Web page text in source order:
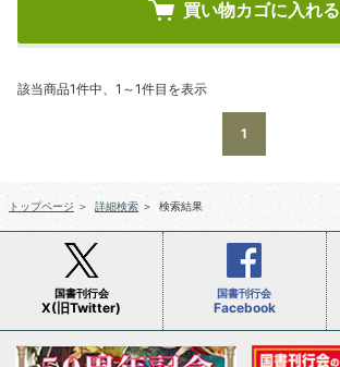
買い物カゴに入れる
該当商品1件中、1～1件目を表示
1
トップページ ＞ 詳細検索 ＞ 検索結果
国書刊行会
X(旧Twitter)
国書刊行会
Facebook